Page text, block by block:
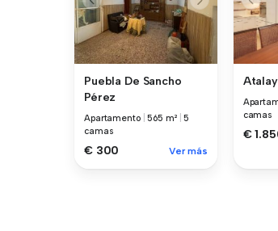
Puebla De Sancho
Pérez
Apartamento |565 m² |5
camas
€ 300 Ver más
camas
€